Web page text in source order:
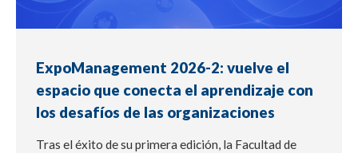
ExpoManagement 2026-2: vuelve el
espacio que conecta el aprendizaje con
los desafíos de las organizaciones
Tras el éxito de su primera edición, la Facultad de